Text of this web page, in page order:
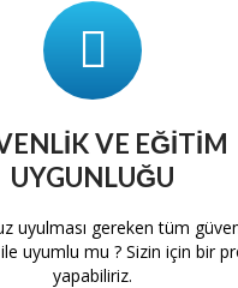
VE EĞITIM
UYGUNLUĞU
uyulması gereken tüm
uyumlu mu ? Sizin için bir
yapabiliriz.